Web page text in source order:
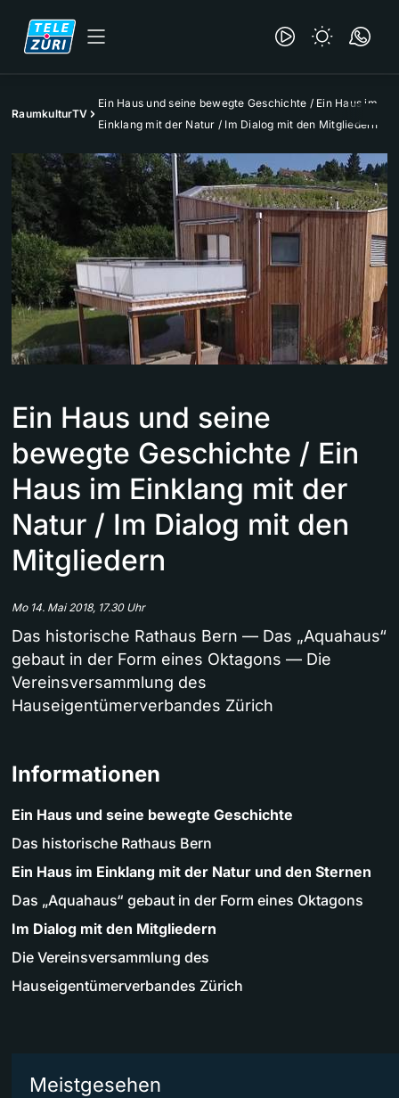
RaumkulturTV
Ein Haus und seine bewegte Geschichte / Ein Haus im
Einklang mit der Natur / Im Dialog mit den Mitgliedern
Ein Haus und seine
bewegte Geschichte / Ein
Haus im Einklang mit der
Natur / Im Dialog mit den
Mitgliedern
Mo 14. Mai 2018, 17.30 Uhr
Das historische Rathaus Bern — Das „Aquahaus“
gebaut in der Form eines Oktagons — Die
Vereinsversammlung des
Hauseigentümerverbandes Zürich
Informationen
Ein Haus und seine bewegte Geschichte
Das historische Rathaus Bern
Ein Haus im Einklang mit der Natur und den Sternen
Das „Aquahaus“ gebaut in der Form eines Oktagons
Im Dialog mit den Mitgliedern
Die Vereinsversammlung des
Hauseigentümerverbandes Zürich
Meistgesehen